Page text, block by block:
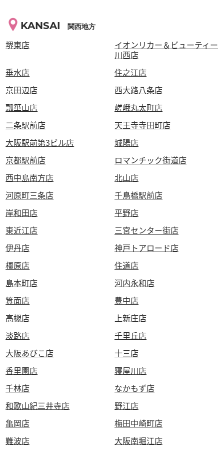
KANSAI 関西地方
堺東店
イオンリカー＆ビューティー
川西店
垂水店
住之江店
京田辺店
西大路八条店
瓢箪山店
嵯峨丸太町店
二条駅前店
天王寺寺田町店
大阪駅前第3ビル店
城陽店
京都駅前店
ロマンチック街道店
西中島南方店
北山店
河原町三条店
千鳥橋駅前店
岸和田店
平野店
東近江店
三宮センター街店
伊丹店
神戸トアロード店
橿原店
住道店
島本町店
河内永和店
箕面店
豊中店
高槻店
上新庄店
淡路店
千里丘店
大阪あびこ店
十三店
香里園店
寝屋川店
千林店
なかもず店
和歌山紀三井寺店
野江店
亀岡店
梅田中崎町店
難波店
大阪南堀江店